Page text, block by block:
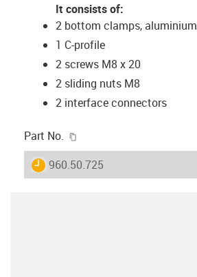
It consists of:
2 bottom clamps, aluminium
1 C-profile
2 screws M8 x 20
2 sliding nuts M8
2 interface connectors
Part No.
igus-icon-lieferzeit
960.50.725